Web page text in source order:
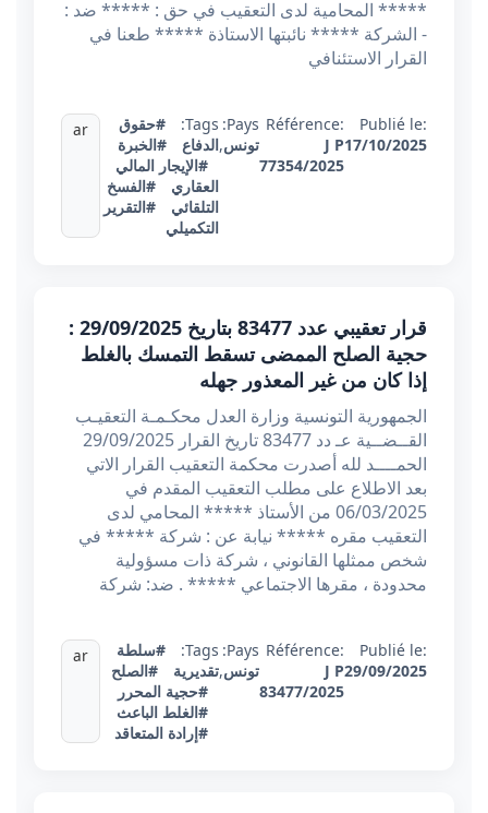
***** المحامية لدى التعقيب في حق : ***** ضد :
- الشركة ***** نائبتها الاستاذة ***** طعنا في
القرار الاستئنافي
Publié le:
17/10/2025
Référence:
J P
77354/2025
Pays:
تونس,
Tags:
#حقوق
الدفاع
#الخبرة
#الإيجار المالي
العقاري
#الفسخ
التلقائي
#التقرير
التكميلي
ar
قرار تعقيبي عدد 83477 بتاريخ 29/09/2025 :
حجية الصلح الممضى تسقط التمسك بالغلط
إذا كان من غير المعذور جهله
الجمهورية التونسية وزارة العدل محكـمـة التعقيـب
القــضــية عـ دد 83477 تاريخ القرار 29/09/2025
الحمــــد لله أصدرت محكمة التعقيب القرار الاتي
بعد الاطلاع على مطلب التعقيب المقدم في
06/03/2025 من الأستاذ ***** المحامي لدى
التعقيب مقره ***** نيابة عن : شركة ***** في
شخص ممثلها القانوني ، شركة ذات مسؤولية
محدودة ، مقرها الاجتماعي ***** . ضد: شركة
Publié le:
29/09/2025
Référence:
J P
83477/2025
Pays:
تونس,
Tags:
#سلطة
تقديرية
#الصلح
#حجية المحرر
#الغلط الباعث
#إرادة المتعاقد
ar